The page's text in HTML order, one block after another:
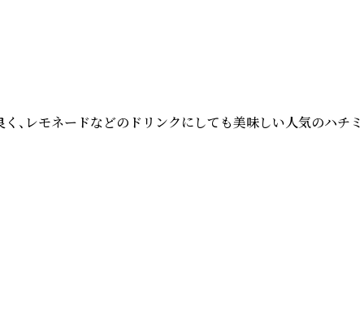
、レモネードなどのドリンクにしても美味しい人気のハチミ